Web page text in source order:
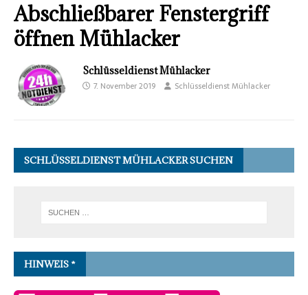
Abschließbarer Fenstergriff
öffnen Mühlacker
Schlüsseldienst Mühlacker
7. November 2019 Schlüsseldienst Mühlacker
SCHLÜSSELDIENST MÜHLACKER SUCHEN
HINWEIS *